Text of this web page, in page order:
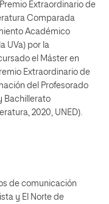
Extraordinario de
Comparada
Académico
UVa) por la
el Máster en
Extraordinario de
del Profesorado
Bachillerato
2020, UNED).
de comunicación
y El Norte de